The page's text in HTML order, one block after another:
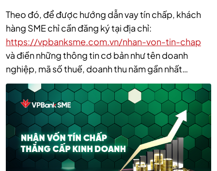
Theo đó, để được hướng dẫn vay tín chấp, khách
hàng SME chỉ cần đăng ký tại địa chỉ:
https://vpbanksme.com.vn/nhan-von-tin-chap
và điền những thông tin cơ bản như tên doanh
nghiệp, mã số thuế, doanh thu năm gần nhất…